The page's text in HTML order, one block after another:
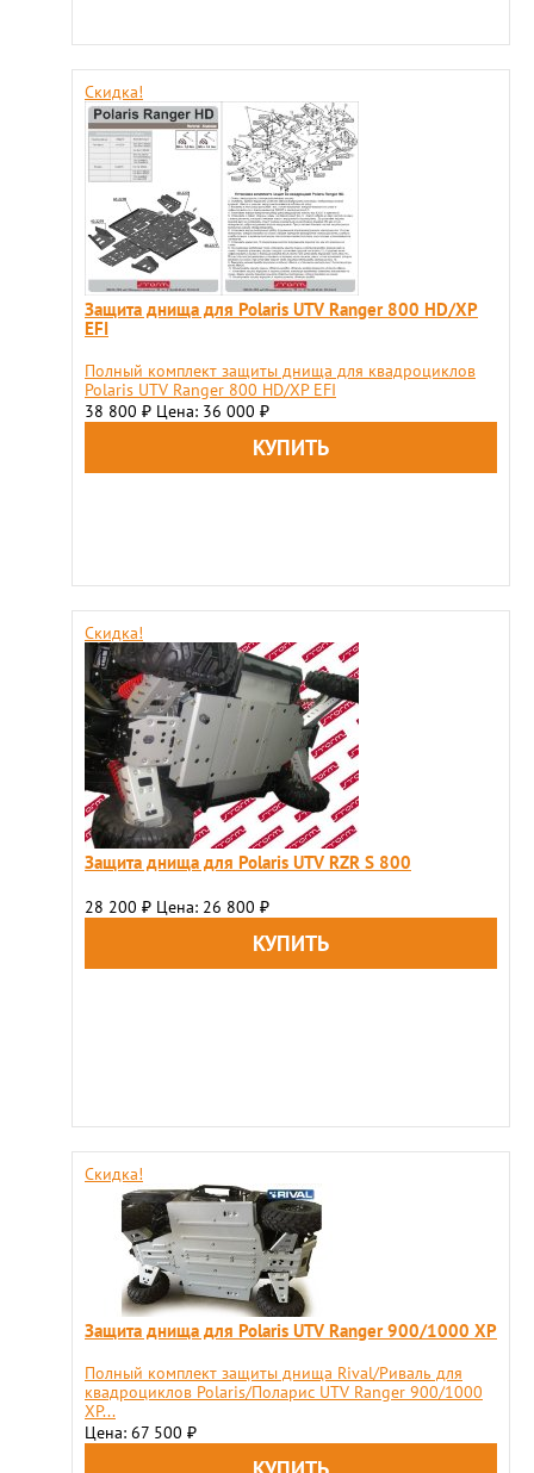
Скидка!
Защита днища для Polaris UTV Ranger 800 HD/XP
EFI
Полный комплект защиты днища для квадроциклов
Polaris UTV Ranger 800 HD/XP EFI
38 800 ₽ Цена: 36 000 ₽
Скидка!
Защита днища для Polaris UTV RZR S 800
28 200 ₽ Цена: 26 800 ₽
Скидка!
Защита днища для Polaris UTV Ranger 900/1000 XP
Полный комплект защиты днища Rival/Риваль для
квадроциклов Polaris/Поларис UTV Ranger 900/1000
XP...
Цена: 67 500 ₽